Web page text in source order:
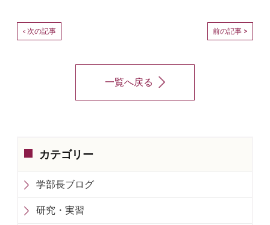
< 次の記事 前の記事 >
一覧へ戻る
カテゴリー
学部長ブログ
研究・実習